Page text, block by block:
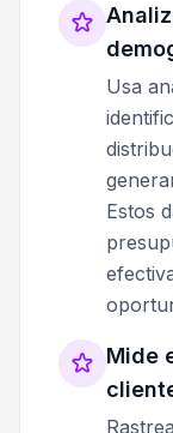
Usa
Estos
Mide